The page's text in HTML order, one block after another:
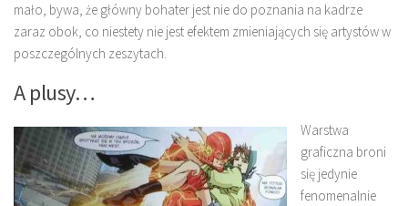
mało, bywa, że główny bohater jest nie do poznania na kadrze
zaraz obok, co niestety nie jest efektem zmieniających się artystów w
poszczególnych zeszytach.
A plusy…
Warstwa
graficzna broni
się jedynie
fenomenalnie